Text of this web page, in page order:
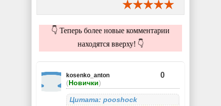
👇 Теперь более новые комментарии
находятся вверху! 👇
kosenko_anton
(Новички)
0
Цитата: pooshock